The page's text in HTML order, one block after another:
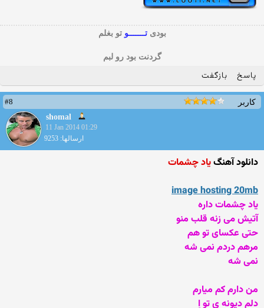
بودیتـــــــوتو بغلم
گردنت بود رو لبم
پاسخ بازگفت
کاربر
#8
shomal
11 Jan 2014 01:29
ارسالها: 9253
دانلود آهنگیاد چشمات
image hosting 20mb
یاد چشمات داره
آتیش می زنه قلب منو
حتی عکسای تو هم
مرهم دردم نمی شه
نمی شه
من دارم کم میارم
دلم دیونه ی تو اِ